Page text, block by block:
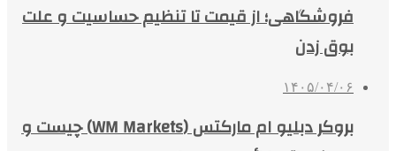
فروشگاهی؛ از قیمت تا تنظیم حساسیت و علت
بوق زدن
۱۴۰۵/۰۴/۰۶
بروکر دبلیو ام مارکتس (WM Markets) چیست و